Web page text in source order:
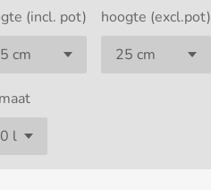
(incl. pot) hoogte (excl.pot)